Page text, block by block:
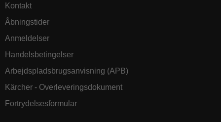
Kontakt
Åbningstider
Anmeldelser
Handelsbetingelser
Arbejdspladsbrugsanvisning (APB)
Kärcher - Overleveringsdokument
Fortrydelsesformular